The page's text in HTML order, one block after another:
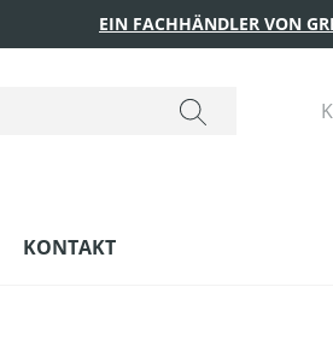
EIN FACHHÄNDLER VON
KONTAKT